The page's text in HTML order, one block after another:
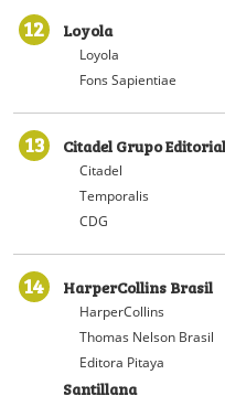
12 Loyola
Loyola
Fons Sapientiae
13 Citadel Grupo Editorial
Citadel
Temporalis
CDG
14 HarperCollins Brasil
HarperCollins
Thomas Nelson Brasil
Editora Pitaya
Santillana